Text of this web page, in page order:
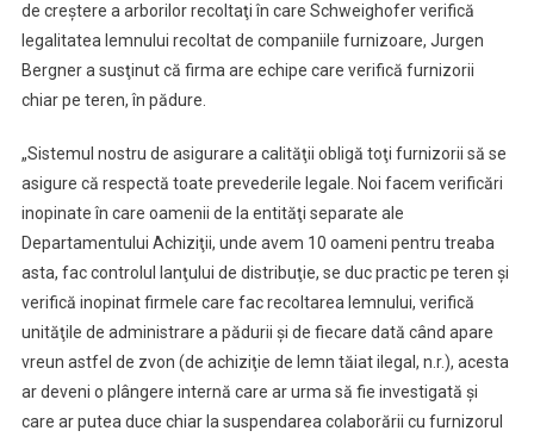
de creştere a arborilor recoltaţi în care Schweighofer verifică
legalitatea lemnului recoltat de companiile furnizoare, Jurgen
Bergner a susţinut că firma are echipe care verifică furnizorii
chiar pe teren, în pădure.
„Sistemul nostru de asigurare a calităţii obligă toţi furnizorii să se
asigure că respectă toate prevederile legale. Noi facem verificări
inopinate în care oamenii de la entităţi separate ale
Departamentului Achiziţii, unde avem 10 oameni pentru treaba
asta, fac controlul lanţului de distribuţie, se duc practic pe teren şi
verifică inopinat firmele care fac recoltarea lemnului, verifică
unităţile de administrare a pădurii şi de fiecare dată când apare
vreun astfel de zvon (de achiziţie de lemn tăiat ilegal, n.r.), acesta
ar deveni o plângere internă care ar urma să fie investigată şi
care ar putea duce chiar la suspendarea colaborării cu furnizorul